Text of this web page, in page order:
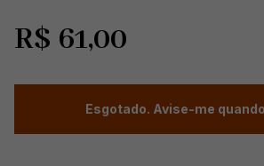
R$ 61,00
Esgotado. Avise-me